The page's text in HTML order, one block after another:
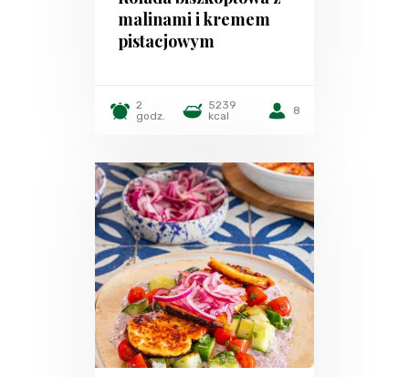
malinami i kremem
pistacjowym
2
godz.
5239
kcal
8